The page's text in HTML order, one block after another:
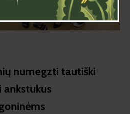
numegzti tautiški